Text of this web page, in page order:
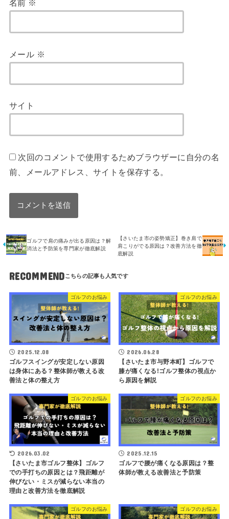
名前 ※
メール ※
サイト
次回のコメントで使用するためブラウザーに自分の名
前、メールアドレス、サイトを保存する。
ゴルフで肩の痛みが出る原因は？解
消法と予防策を専門家が徹底解説
【さいたま市の姿勢矯正】巻き肩で
肩こりがでる原因は？改善方法を徹
底解説
RECOMMEND
ゴルフのお悩み
2025.12.08
ゴルフスイングが安定しない原因
は身体にある？整体師が教える改
善法と体の整え方
ゴルフのお悩み
2026.06.28
【さいたま市与野本町】ゴルフで
膝が痛くなる!ゴルフ整体の視点か
ら原因を解説
ゴルフのお悩み
2026.03.02
【さいたま市ゴルフ整体】ゴルフ
での手打ちの原因とは？飛距離が
伸びない・ミスが減らない本当の
理由と改善方法を徹底解説
ゴルフのお悩み
2025.12.15
ゴルフで腰が痛くなる原因は？整
体師が教える改善法と予防策
ゴルフのお悩み ゴルフのお悩み